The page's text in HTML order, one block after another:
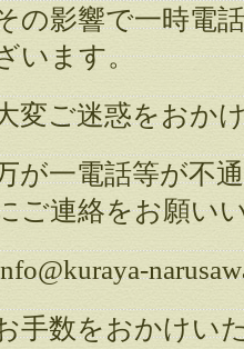
の影響で一時電
います。
変ご迷惑をおか
が一電話等が不
ご連絡をお願い
手数をおかけい